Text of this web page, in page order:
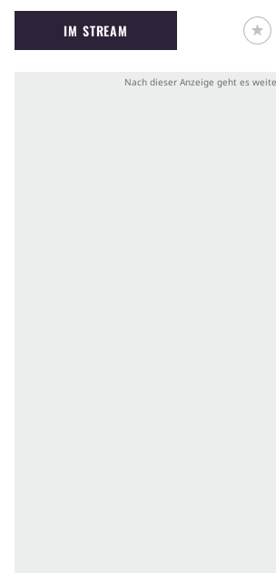
allnächtlich von Monstern
IM STREAM